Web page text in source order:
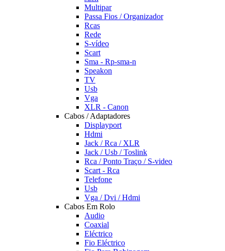
Multipar
Passa Fios / Organizador
Rcas
Rede
S-vídeo
Scart
Sma - Rp-sma-n
Speakon
TV
Usb
Vga
XLR - Canon
Cabos / Adaptadores
Displayport
Hdmi
Jack / Rca / XLR
Jack / Usb / Toslink
Rca / Ponto Traço / S-video
Scart - Rca
Telefone
Usb
Vga / Dvi / Hdmi
Cabos Em Rolo
Audio
Coaxial
Eléctrico
Fio Eléctrico